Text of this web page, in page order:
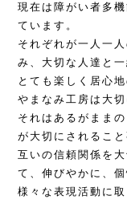
現在は障がい者多
ています。
それぞれが一人一
み、大切な人達と
とても楽しく居心
やまなみ工房は大
それはあるがまま
が大切にされること
互いの信頼関係を
て、伸びやかに、
様々な表現活動に取